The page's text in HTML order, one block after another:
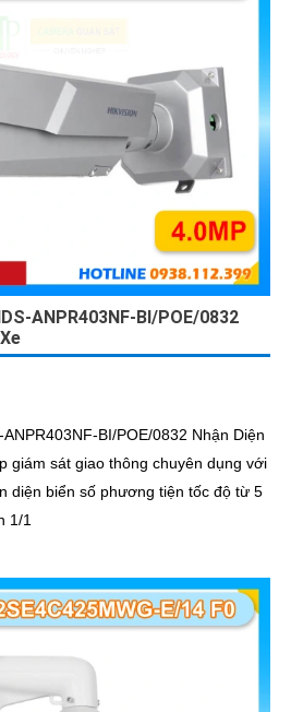
ANPR403NF-BI/POE/0832
BI/POE/0832 Nhận Diện
giám sát giao thông chuyên dụng với
diện biển số phương tiện tốc độ từ 5
1/1